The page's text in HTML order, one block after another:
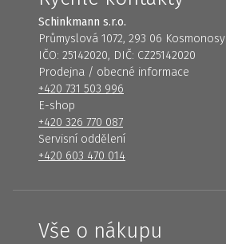
Schinkmann s.r.o.
Průmyslová 1072, 293 06 Kosmonosy
IČO: 25142020, DIČ: CZ25142020
Prodejna / obecné informace
+420 731 503 996
E-shop
+420 326 770 087
Servisní oddělení
+420 603 470 014
Vše o nákupu